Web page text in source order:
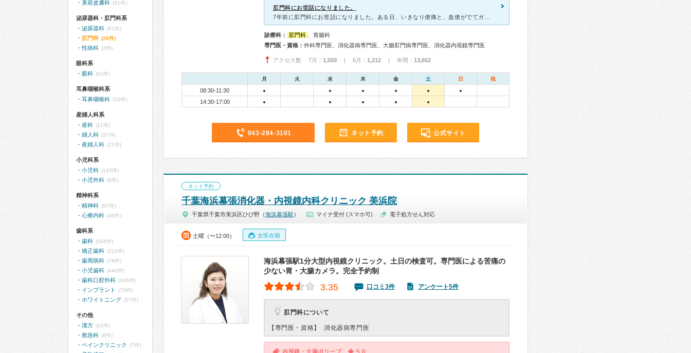
肛門科にお世話になりました。
診療科： 肛門科
、胃腸科
専門医・資格： 外科専門医、消化器病専門医、大腸肛門病専門医、消化器内視鏡専門医
アクセス数 7月： 1,550 | 6月： 1,212 | 年間： 13,652
月 火 水 木 金 土 日 祝
08:30-11:30 ● ● ● ● ● ●
14:30-17:00 ● ● ● ● ●
043-284-3101 ネット予約 公式サイト
ネット予約
千葉海浜幕張消化器・内視鏡内科クリニック 美浜院
千葉県千葉市美浜区ひび野（海浜幕張駅 ） マイナ受付 (スマホ可) 電子処方せん対応
土曜（〜12:00） 女医在籍
海浜幕張駅1分大型内視鏡クリニック。土日の検査可。専門医による苦痛の
少ない胃・大腸カメラ。完全予約制
3.35 口コミ3件 アンケート5件
肛門科について
【専門医・資格】 消化器病専門医
内視鏡・大腸ポリープ
美容皮膚科 (41件)
泌尿器科・肛門科系
泌尿器科 (51件)
肛門科 (28件)
性病科 (3件)
眼科系
眼科 (83件)
耳鼻咽喉科系
耳鼻咽喉科 (53件)
産婦人科系
産科 (11件)
婦人科 (37件)
産婦人科 (21件)
小児科系
小児科 (145件)
小児外科 (9件)
精神科系
精神科 (87件)
心療内科 (49件)
歯科系
歯科 (584件)
矯正歯科 (314件)
歯周病科 (76件)
小児歯科 (440件)
歯科口腔外科 (306件)
インプラント (73件)
ホワイトニング (57件)
その他
漢方 (15件)
救急科 (8件)
ペインクリニック (7件)